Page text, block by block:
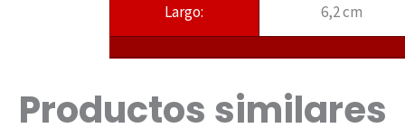
Largo: 6,2 cm
Productos similares